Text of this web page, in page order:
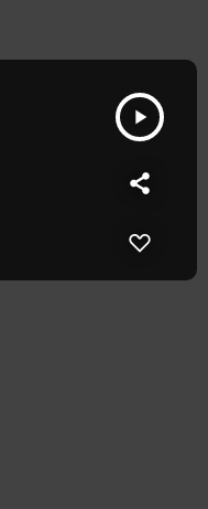
play_arrow